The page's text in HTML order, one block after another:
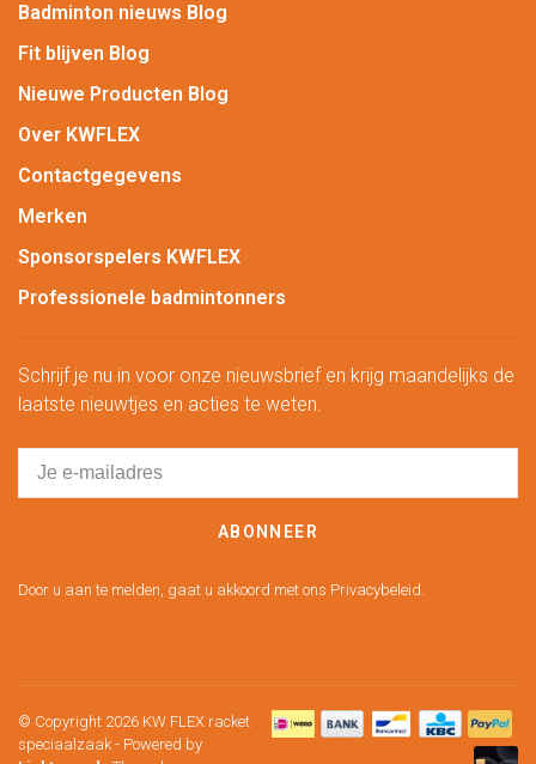
Badminton nieuws Blog
Fit blijven Blog
Nieuwe Producten Blog
Over KWFLEX
Contactgegevens
Merken
Sponsorspelers KWFLEX
Professionele badmintonners
Schrijf je nu in voor onze nieuwsbrief en krijg maandelijks de
laatste nieuwtjes en acties te weten.
ABONNEER
Door u aan te melden, gaat u akkoord met ons Privacybeleid.
© Copyright 2026 KW FLEX racket
speciaalzaak - Powered by